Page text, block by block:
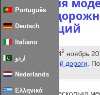
Português
Deutsch
Italiano
اردو
Nederlands
Ελληνικά
конструкций
Опубликовано 14й ноябрь
Модель железной дороги.
January2024.